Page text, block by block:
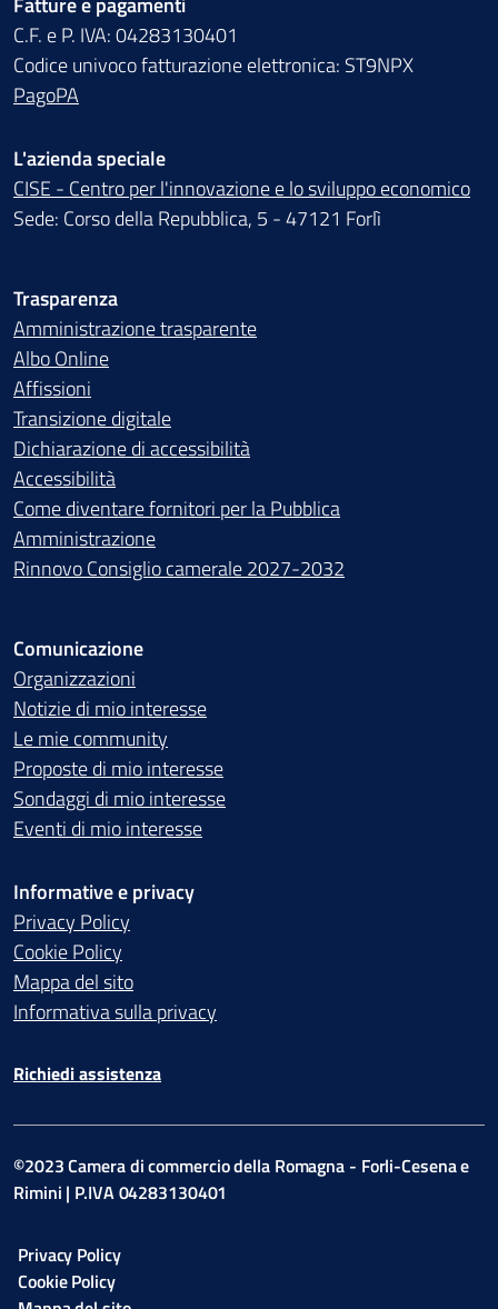
C.F. e P. IVA: 04283130401
Codice univoco fatturazione elettronica: ST9NPX
PagoPA
L'azienda speciale
CISE - Centro per l'innovazione e lo sviluppo economico
Sede: Corso della Repubblica, 5 - 47121 Forlì
Trasparenza
Amministrazione trasparente
Albo Online
Affissioni
Transizione digitale
Dichiarazione di accessibilità
Accessibilità
Come diventare fornitori per la Pubblica
Amministrazione
Rinnovo Consiglio camerale 2027-2032
Comunicazione
Organizzazioni
Notizie di mio interesse
Le mie community
Proposte di mio interesse
Sondaggi di mio interesse
Eventi di mio interesse
Informative e privacy
Privacy Policy
Cookie Policy
Mappa del sito
Informativa sulla privacy
Richiedi assistenza
©2023 Camera di commercio della Romagna - Forli-Cesena e
Rimini | P.IVA 04283130401
Privacy Policy
Cookie Policy